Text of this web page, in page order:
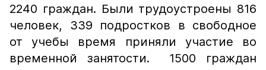
2240 граждан. Были трудоустроены 816
человек, 339 подростков в свободное
от учебы время приняли участие во
временной занятости. 1500 граждан